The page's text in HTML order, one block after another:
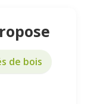
de bois